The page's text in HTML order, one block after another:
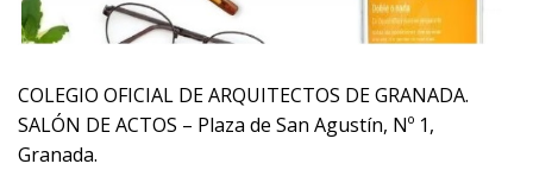
COLEGIO OFICIAL DE ARQUITECTOS DE GRANADA.
SALÓN DE ACTOS – Plaza de San Agustín, Nº 1,
Granada.